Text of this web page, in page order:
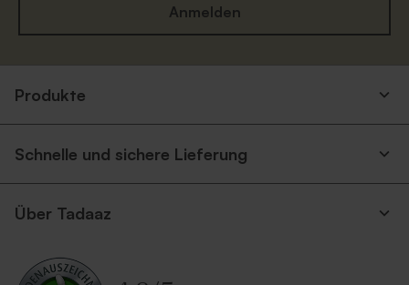
Anmelden
Produkte
Schnelle und sichere Lieferung
Über Tadaaz